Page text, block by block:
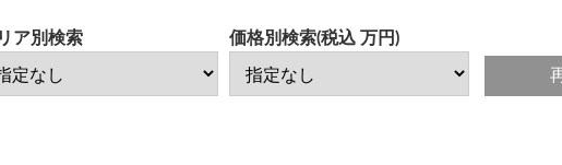
ア別検索 価格別検索(税込 万円)